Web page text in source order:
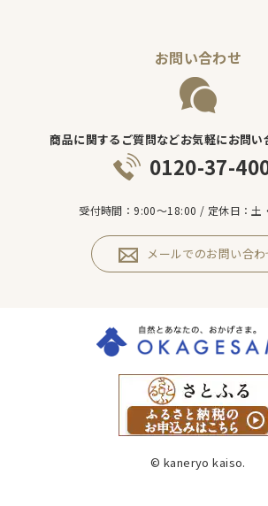
お問い合わせ
商品に関するご質問などお気軽にお問い
0120-37-
受付時間：9:00～18:00 / 定休日：土
メールでのお問い合わ
© kaneryo kaiso.